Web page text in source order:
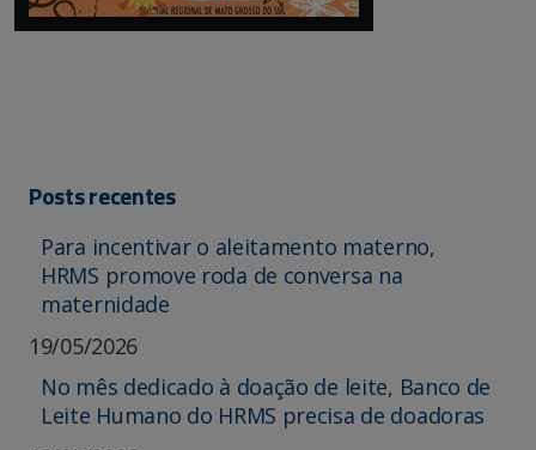
Posts recentes
Para incentivar o aleitamento materno,
HRMS promove roda de conversa na
maternidade
19/05/2026
No mês dedicado à doação de leite, Banco de
Leite Humano do HRMS precisa de doadoras